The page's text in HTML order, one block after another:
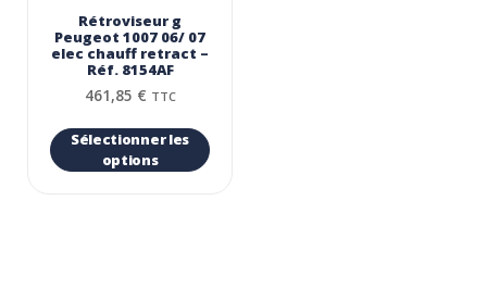
Rétroviseur g
Peugeot 1007 06/ 07
elec chauff retract –
Réf. 8154AF
461,85 € TTC
Sélectionner les
options